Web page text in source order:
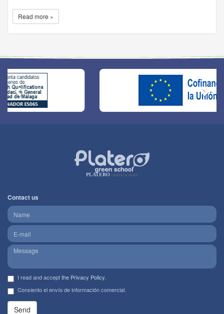
Read more »
PLATERO GREEN SCHOOL
Contact us
I read and acceptthe Privacy Policy.
Consiento el envío de información comercial.
Send